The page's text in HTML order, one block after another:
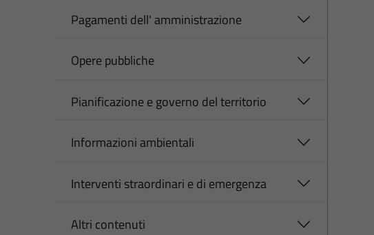
Pagamenti dell' amministrazione
Opere pubbliche
Pianificazione e governo del territorio
Informazioni ambientali
Interventi straordinari e di emergenza
Altri contenuti